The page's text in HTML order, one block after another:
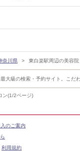
ン(1/2ページ)
奈川県 東白楽駅周辺の美容
大級の検索・予約サイト。こ
のご案内
利用規約